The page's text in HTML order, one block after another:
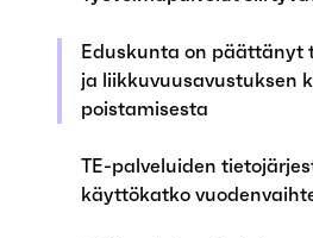
Eduskunta on päättänyt
ja liikkuvuusavustuksen
poistamisesta
TE-palveluiden
käyttökatko